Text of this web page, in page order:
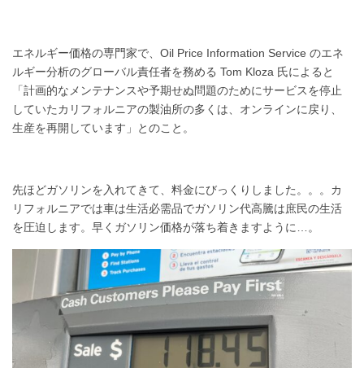
エネルギー価格の専門家で、Oil Price Information Service のエネ
ルギー分析のグローバル責任者を務める Tom Kloza 氏によると
「計画的なメンテナンスや予期せぬ問題のためにサービスを停止
していたカリフォルニアの製油所の多くは、オンラインに戻り、
生産を再開しています」とのこと。
先ほどガソリンを入れてきて、料金にびっくりしました。。。カ
リフォルニアでは車は生活必需品でガソリン代高騰は庶民の生活
を圧迫します。早くガソリン価格が落ち着きますように…。